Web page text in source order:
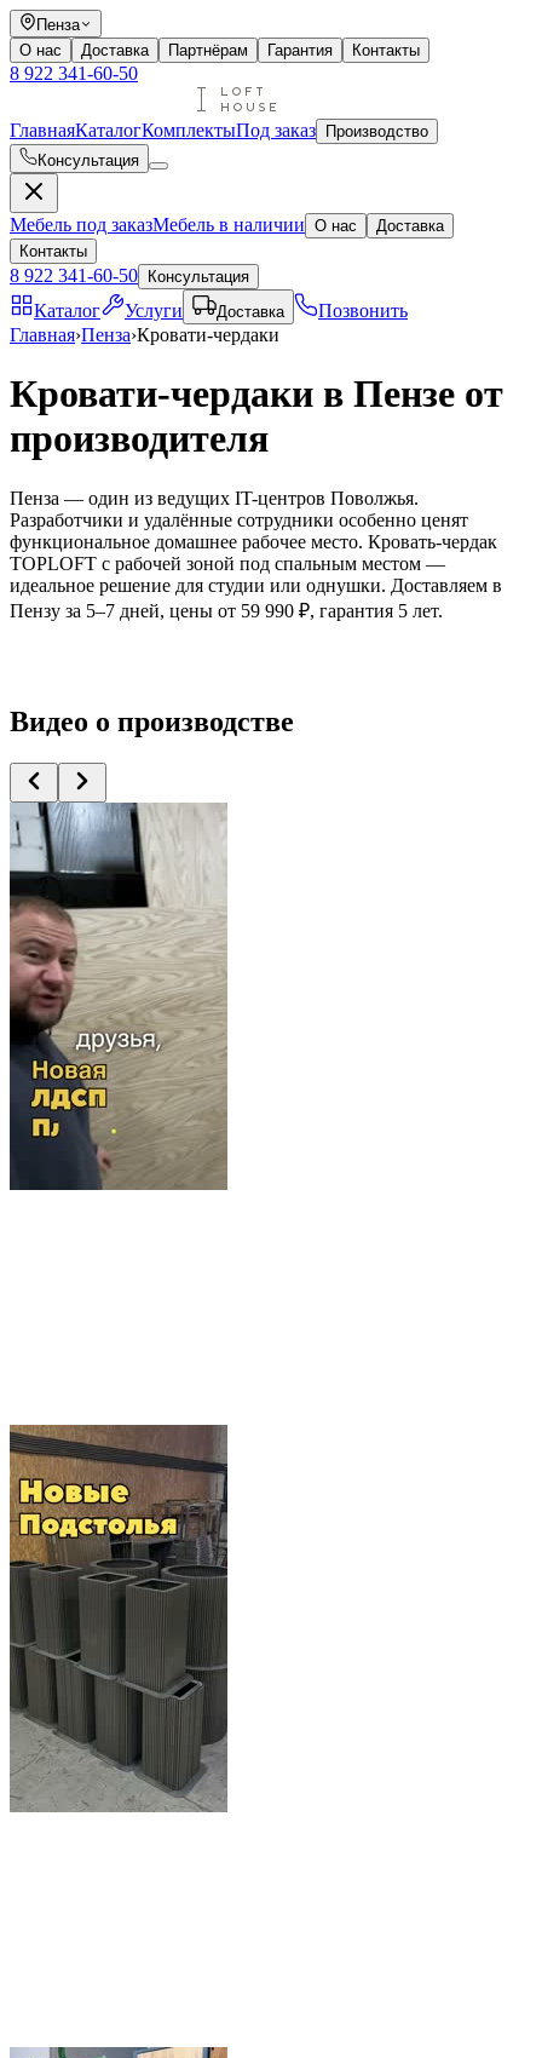
Пенза
О нас
Доставка Партнёрам Гарантия Контакты
8 922 341-60-50
ГлавнаяКаталогКомплектыПод заказ
Производство
Консультация
Мебель под заказМебель в наличии О нас
Доставка
Контакты
8 922 341-60-50 Консультация
Каталог Услуги Доставка
Позвонить
Главная›Пенза›Кровати-чердаки
Кровати-чердаки в Пензе от
производителя
Пенза — один из ведущих IT-центров Поволжья.
Разработчики и удалённые сотрудники особенно ценят
функциональное домашнее рабочее место. Кровать-чердак
TOPLOFT с рабочей зоной под спальным местом —
идеальное решение для студии или однушки. Доставляем в
Пензу за 5–7 дней, цены от 59 990 ₽, гарантия 5 лет.
Видео о производстве